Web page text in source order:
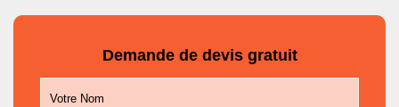
Demande de devis gratuit